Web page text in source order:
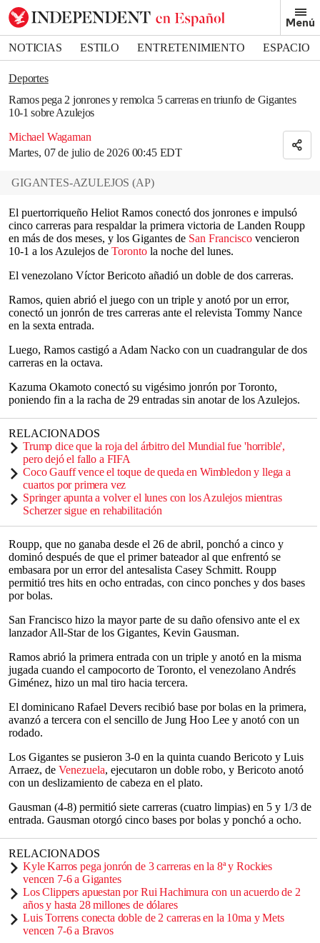
Menú
NOTICIAS ESTILO ENTRETENIMIENTO
ESPACIO
DEPORTES
Deportes
Ramos pega 2 jonrones y remolca 5 carreras en triunfo de Gigantes
10-1 sobre Azulejos
Michael Wagaman
Martes, 07 de julio de 2026 00:45 EDT
Bookmark popover
Removed from bookmarks
Close popover
GIGANTES-AZULEJOS (AP)
El puertorriqueño Heliot Ramos conectó dos jonrones e impulsó
cinco carreras para respaldar la primera victoria de Landen Roupp
en más de dos meses, y los Gigantes de San Francisco vencieron
10-1 a los Azulejos de Toronto la noche del lunes.
El venezolano Víctor Bericoto añadió un doble de dos carreras.
Ramos, quien abrió el juego con un triple y anotó por un error,
conectó un jonrón de tres carreras ante el relevista Tommy Nance
en la sexta entrada.
Luego, Ramos castigó a Adam Nacko con un cuadrangular de dos
carreras en la octava.
Kazuma Okamoto conectó su vigésimo jonrón por Toronto,
poniendo fin a la racha de 29 entradas sin anotar de los Azulejos.
RELACIONADOS
Trump dice que la roja del árbitro del Mundial fue 'horrible',
pero dejó el fallo a FIFA
Coco Gauff vence el toque de queda en Wimbledon y llega a
cuartos por primera vez
Springer apunta a volver el lunes con los Azulejos mientras
Scherzer sigue en rehabilitación
Roupp, que no ganaba desde el 26 de abril, ponchó a cinco y
dominó después de que el primer bateador al que enfrentó se
embasara por un error del antesalista Casey Schmitt. Roupp
permitió tres hits en ocho entradas, con cinco ponches y dos bases
por bolas.
San Francisco hizo la mayor parte de su daño ofensivo ante el ex
lanzador All-Star de los Gigantes, Kevin Gausman.
Ramos abrió la primera entrada con un triple y anotó en la misma
jugada cuando el campocorto de Toronto, el venezolano Andrés
Giménez, hizo un mal tiro hacia tercera.
El dominicano Rafael Devers recibió base por bolas en la primera,
avanzó a tercera con el sencillo de Jung Hoo Lee y anotó con un
rodado.
Los Gigantes se pusieron 3-0 en la quinta cuando Bericoto y Luis
Arraez, de Venezuela, ejecutaron un doble robo, y Bericoto anotó
con un deslizamiento de cabeza en el plato.
Gausman (4-8) permitió siete carreras (cuatro limpias) en 5 y 1/3 de
entrada. Gausman otorgó cinco bases por bolas y ponchó a ocho.
RELACIONADOS
Kyle Karros pega jonrón de 3 carreras en la 8ª y Rockies
vencen 7-6 a Gigantes
Los Clippers apuestan por Rui Hachimura con un acuerdo de 2
años y hasta 28 millones de dólares
Luis Torrens conecta doble de 2 carreras en la 10ma y Mets
vencen 7-6 a Bravos